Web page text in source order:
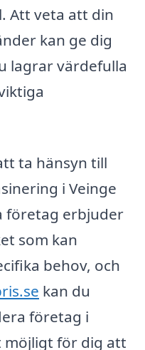
Att veta att din
kan ge dig
lagrar värdefulla
ta hänsyn till
i Veinge
företag erbjuder
som kan
behov, och
kan du
företag i
för dig att